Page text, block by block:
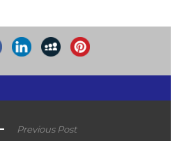
Previous Post